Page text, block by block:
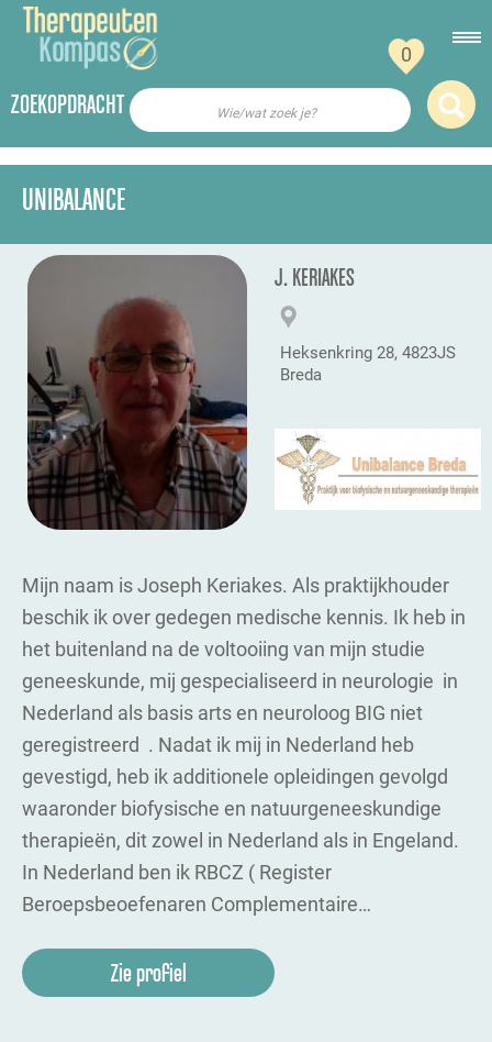
0
ZOEKOPDRACHT Wie/wat zoek je?
UNIBALANCE
J. KERIAKES
Heksenkring 28, 4823JS
Breda
Mijn naam is Joseph Keriakes. Als praktijkhouder
beschik ik over gedegen medische kennis. Ik heb in
het buitenland na de voltooiing van mijn studie
geneeskunde, mij gespecialiseerd in neurologie in
Nederland als basis arts en neuroloog BIG niet
geregistreerd . Nadat ik mij in Nederland heb
gevestigd, heb ik additionele opleidingen gevolgd
waaronder biofysische en natuurgeneeskundige
therapieën, dit zowel in Nederland als in Engeland.
In Nederland ben ik RBCZ ( Register
Beroepsbeoefenaren Complementaire…
Zie profiel